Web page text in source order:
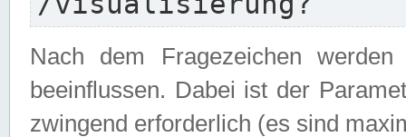
Nach dem Fragezeichen
beeinflussen. Dabei ist der
zwingend erforderlich (es sind